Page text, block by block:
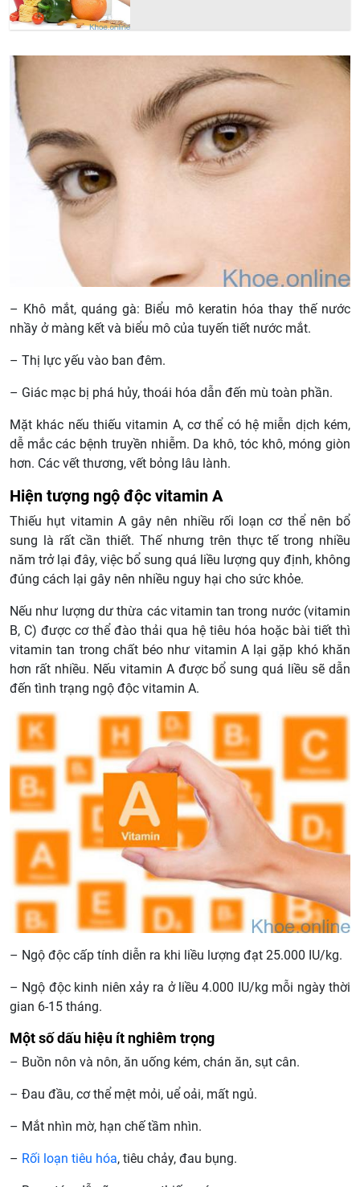
– Khô mắt, quáng gà: Biểu mô keratin hóa thay thế nước
nhầy ở màng kết và biểu mô của tuyến tiết nước mắt.
– Thị lực yếu vào ban đêm.
– Giác mạc bị phá hủy, thoái hóa dẫn đến mù toàn phần.
Mặt khác nếu thiếu vitamin A, cơ thể có hệ miễn dịch kém,
dễ mắc các bệnh truyền nhiễm. Da khô, tóc khô, móng giòn
hơn. Các vết thương, vết bỏng lâu lành.
Hiện tượng ngộ độc vitamin A
Thiếu hụt vitamin A gây nên nhiều rối loạn cơ thể nên bổ
sung là rất cần thiết. Thế nhưng trên thực tế trong nhiều
năm trở lại đây, việc bổ sung quá liều lượng quy định, không
đúng cách lại gây nên nhiều nguy hại cho sức khỏe.
Nếu như lượng dư thừa các vitamin tan trong nước (vitamin
B, C) được cơ thể đào thải qua hệ tiêu hóa hoặc bài tiết thì
vitamin tan trong chất béo như vitamin A lại gặp khó khăn
hơn rất nhiều. Nếu vitamin A được bổ sung quá liều sẽ dẫn
đến tình trạng ngộ độc vitamin A.
– Ngộ độc cấp tính diễn ra khi liều lượng đạt 25.000 IU/kg.
– Ngộ độc kinh niên xảy ra ở liều 4.000 IU/kg mỗi ngày thời
gian 6-15 tháng.
Một số dấu hiệu ít nghiêm trọng
– Buồn nôn và nôn, ăn uống kém, chán ăn, sụt cân.
– Đau đầu, cơ thể mệt mỏi, uể oải, mất ngủ.
– Mắt nhìn mờ, hạn chế tầm nhìn.
– Rối loạn tiêu hóa, tiêu chảy, đau bụng.